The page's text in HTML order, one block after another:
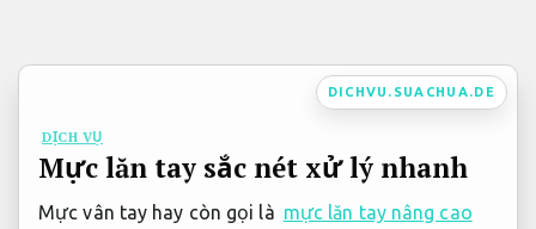
nội
DICHVU.SUACHUA.DE
DỊCH VỤ
Mực lăn tay sắc nét xử lý nhanh
Mực vân tay hay còn gọi là mực lăn tay nâng cao